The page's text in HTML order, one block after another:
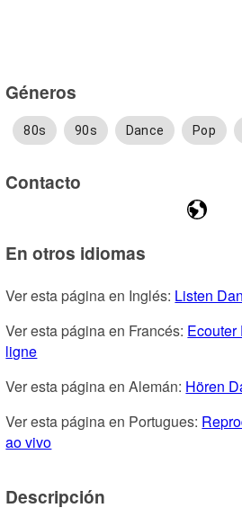
Géneros
80s 90s Dance Pop
Contacto
En otros idiomas
Ver esta página en Inglés: Listen
Ver esta página en Francés:
ligne
Ver esta página en Alemán: Hören
Ver esta página en Portugues:
ao vivo
Descripción